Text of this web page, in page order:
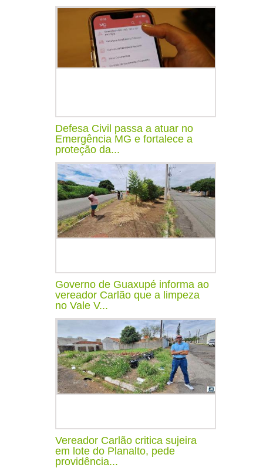
Defesa Civil passa a atuar no
Emergência MG e fortalece a
proteção da...
Governo de Guaxupé informa ao
vereador Carlão que a limpeza
no Vale V...
Vereador Carlão critica sujeira
em lote do Planalto, pede
providência...